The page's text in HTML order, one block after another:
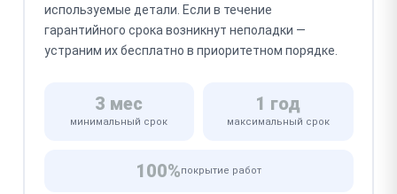
используемые детали. Если в течение
гарантийного срока возникнут неполадки —
устраним их бесплатно в приоритетном порядке.
3 мес
минимальный срок
1 год
максимальный срок
100%покрытие работ